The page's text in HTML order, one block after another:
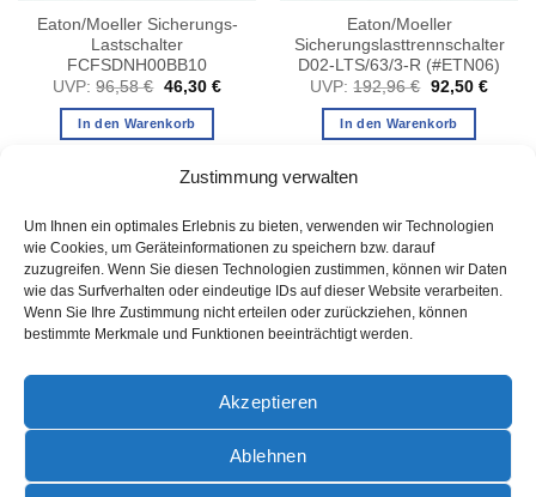
Zustimmung verwalten
Um Ihnen ein optimales Erlebnis zu bieten, verwenden wir Technologien
wie Cookies, um Geräteinformationen zu speichern bzw. darauf
zuzugreifen. Wenn Sie diesen Technologien zustimmen, können wir Daten
wie das Surfverhalten oder eindeutige IDs auf dieser Website verarbeiten.
Wenn Sie Ihre Zustimmung nicht erteilen oder zurückziehen, können
bestimmte Merkmale und Funktionen beeinträchtigt werden.
Akzeptieren
Ablehnen
Eaton/Moeller Sicherungs-
Lastschalter
FCFSDNH00BB10
UVP: 96,58€ Ursprünglicher
war:
96,58 €
46,30 €Aktueller
In den Warenkorb
Eaton/Moeller
Sicherungslasttrennschalter
D02-LTS/63/3-R (#ETN06)
UVP: 192,96€
war:
192,96 €
92,50 €
In den Warenkorb
PayPal Rechung